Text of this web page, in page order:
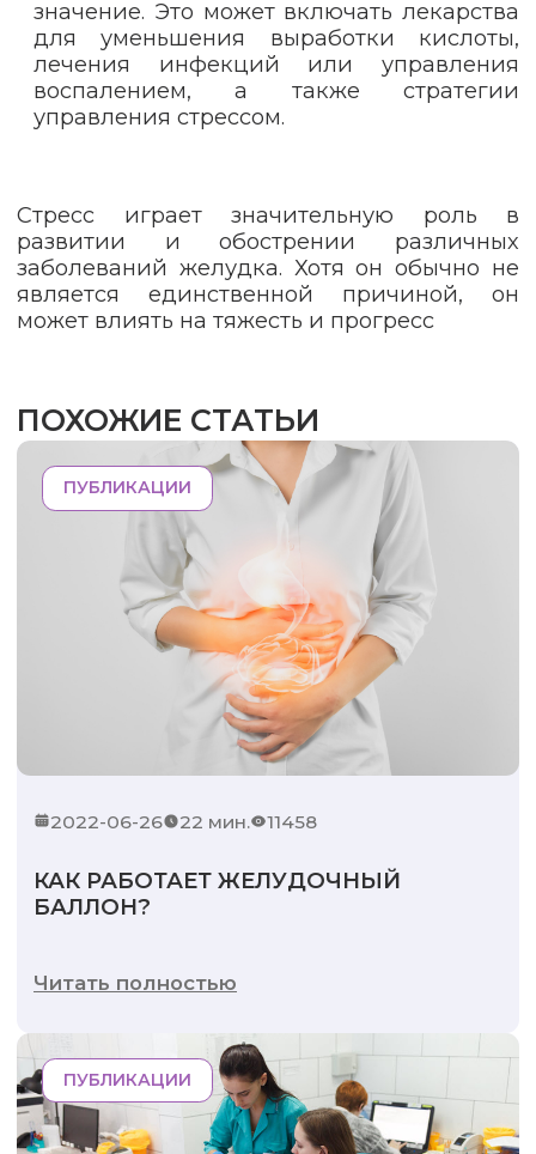
значение. Это может включать лекарства
для уменьшения выработки кислоты,
лечения инфекций или управления
воспалением, а также стратегии
управления стрессом.
Стресс играет значительную роль в
развитии и обострении различных
заболеваний желудка. Хотя он обычно не
является единственной причиной, он
может влиять на тяжесть и прогресс
ПОХОЖИЕ СТАТЬИ
ПУБЛИКАЦИИ
2022-06-26 22 мин. 11458
КАК РАБОТАЕТ ЖЕЛУДОЧНЫЙ
БАЛЛОН?
Читать полностью
ПУБЛИКАЦИИ